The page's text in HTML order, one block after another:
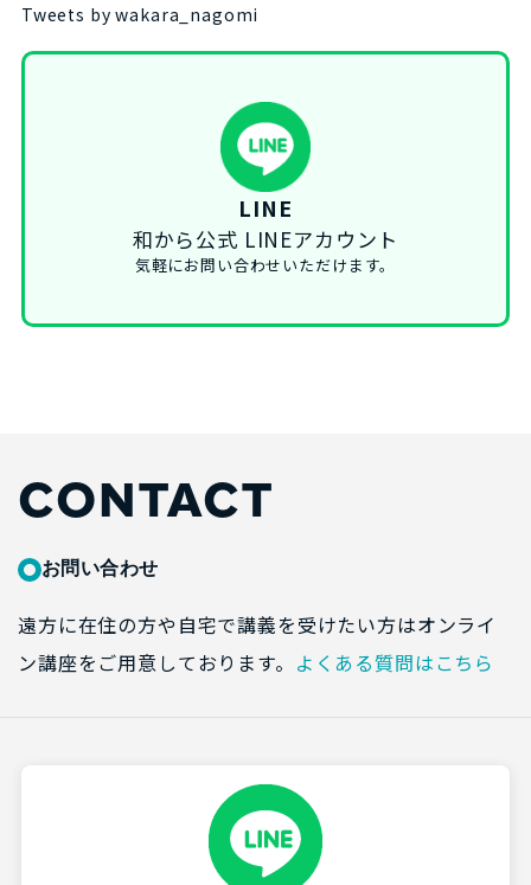
Tweets by wakara_nagomi
LINE
和から公式 LINEアカウント
気軽にお問い合わせいただけます。
CONTACT
お問い合わせ
遠方に在住の方や自宅で講義を受けたい方はオンライ
ン講座をご用意しております。 よくある質問はこちら